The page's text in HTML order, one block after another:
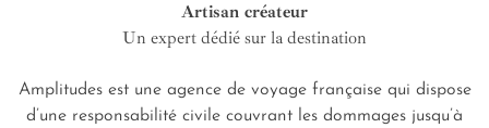
Artisan créateur
Un expert dédié sur la destination
Amplitudes est une agence de voyage française qui dispose
d’une responsabilité civile couvrant les dommages jusqu’à